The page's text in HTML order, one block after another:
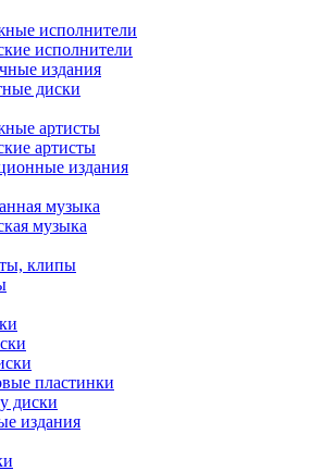
исполнители
исполнители
издания
диски
артисты
артисты
издания
музыка
музыка
клипы
пластинки
диски
издания